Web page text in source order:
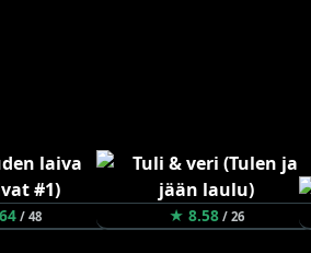
/ 48 ★ 8.58/ 26